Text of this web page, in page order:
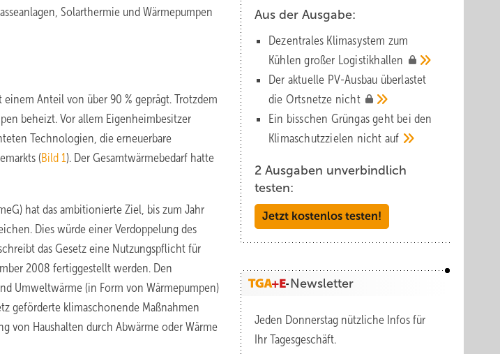
Solarthermie und Wärmepumpen
Anteil von über 90 % geprägt. Trotzdem
beheizt. Vor allem Eigenheimbesitzer
Technologien, die erneuerbare
(Bild 1). Der Gesamtwärmebedarf hatte
hat das ambitionierte Ziel, bis zum Jahr
Dies würde ­einer Verdoppelung des
das Gesetz eine Nutzungspflicht für
2008 fertiggestellt werden. Den
Umweltwärme (in Form von Wärmepumpen)
geförderte klima­schonende Maßnahmen
von Haushalten durch Abwärme oder Wärme
Aus der Ausgabe:
Dezentrales Klimasystem zum
Kühlen großer Logistik­hallen
Der aktuelle PV-Ausbau über­lastet
die Orts­netze nicht
Ein bisschen Grüngas geht bei den
Klima­schutz­zielen nicht auf
2 Ausgaben unverbindlich
testen:
Jetzt kostenlos testen!
Newsletter
Jeden Donnerstag nützliche Infos für
Ihr Tagesgeschäft.